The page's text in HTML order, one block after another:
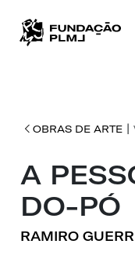
OBRAS DE ARTE|
A
DO-PÓ
RAMIRO